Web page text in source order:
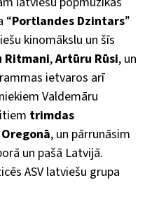
“Portlandes Dzintars”
kinomākslu un šīs
Ritmani,Artūru Rūsi, un
ietvaros arī
Valdemāru
trimdas
, un pārrunāsim
un pašā Latvijā.
ASV latviešu grupa